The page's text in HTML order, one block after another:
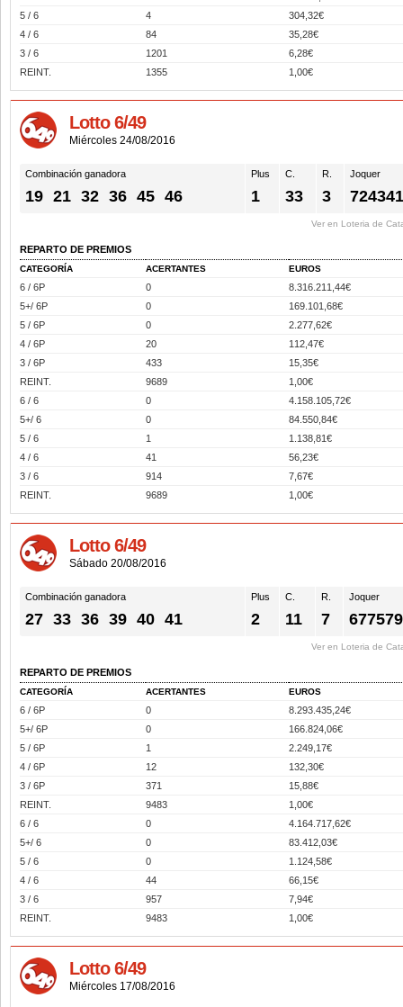
5 / 6
4
304,32€
4 / 6
84
35,28€
3 / 6
1201
6,28€
REINT.
1355 1,00€
Lotto 6/49
Miércoles 24/08/2016
Combinación ganadora
19 21 32 36 45 46
Plus
1
C.
33
R.
3
Joquer
Ver en Loteria de
REPARTO DE PREMIOS
CATEGORÍA ACERTANTES EUROS
6 / 6P 0
8.316.211,44€
5+/ 6P
0
169.101,68€
5 / 6P
0
2.277,62€
4 / 6P
20
112,47€
3 / 6P
433
15,35€
REINT.
9689
1,00€
6 / 6
0
4.158.105,72€
5+/ 6
0
84.550,84€
5 / 6
1
1.138,81€
4 / 6
41
56,23€
3 / 6
914
7,67€
REINT.
9689 1,00€
Lotto 6/49
Sábado 20/08/2016
Combinación ganadora
27 33 36 39 40 41
Plus
2
C.
11
R.
7
Joquer
677579
Ver en Loteria de
REPARTO DE PREMIOS
CATEGORÍA ACERTANTES EUROS
6 / 6P 0
8.293.435,24€
5+/ 6P
0
166.824,06€
5 / 6P
1
2.249,17€
4 / 6P
12
132,30€
3 / 6P
371
15,88€
REINT.
9483
1,00€
6 / 6
0
4.164.717,62€
5+/ 6
0
83.412,03€
5 / 6
0
1.124,58€
4 / 6
44
66,15€
3 / 6
957
7,94€
REINT.
9483 1,00€
Lotto 6/49
Miércoles 17/08/2016